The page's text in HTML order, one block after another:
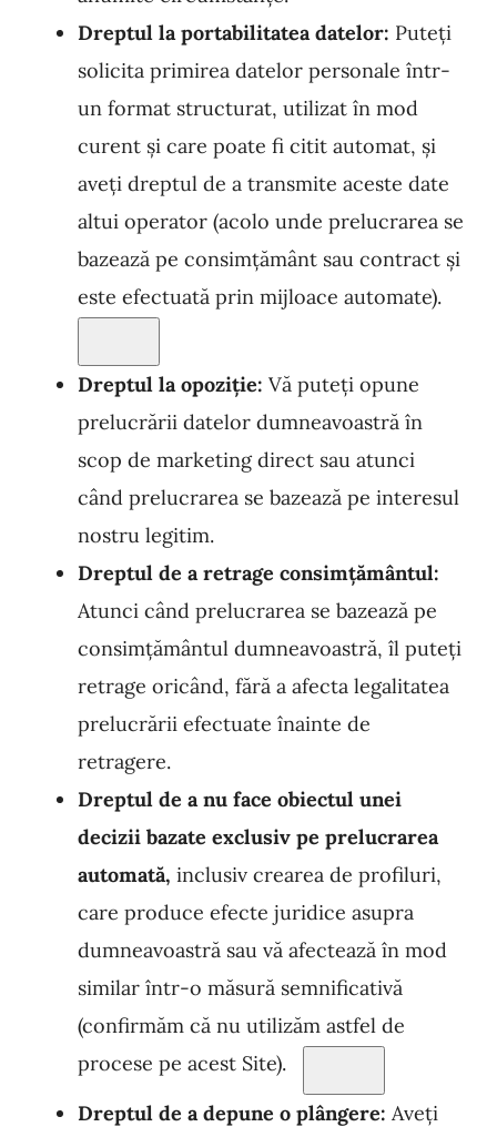
Dreptul la portabilitatea datelor: Puteți
solicita primirea datelor personale într-
un format structurat, utilizat în mod
curent și care poate fi citit automat, și
aveți dreptul de a transmite aceste date
altui operator (acolo unde prelucrarea se
bazează pe consimțământ sau contract și
este efectuată prin mijloace automate).
Dreptul la opoziție: Vă puteți opune
prelucrării datelor dumneavoastră în
scop de marketing direct sau atunci
când prelucrarea se bazează pe interesul
nostru legitim.
Dreptul de a retrage consimțământul:
Atunci când prelucrarea se bazează pe
consimțământul dumneavoastră, îl puteți
retrage oricând, fără a afecta legalitatea
prelucrării efectuate înainte de
retragere.
Dreptul de a nu face obiectul unei
decizii bazate exclusiv pe prelucrarea
automată, inclusiv crearea de profiluri,
care produce efecte juridice asupra
dumneavoastră sau vă afectează în mod
similar într-o măsură semnificativă
(confirmăm că nu utilizăm astfel de
procese pe acest Site).
Dreptul de a depune o plângere: Aveți